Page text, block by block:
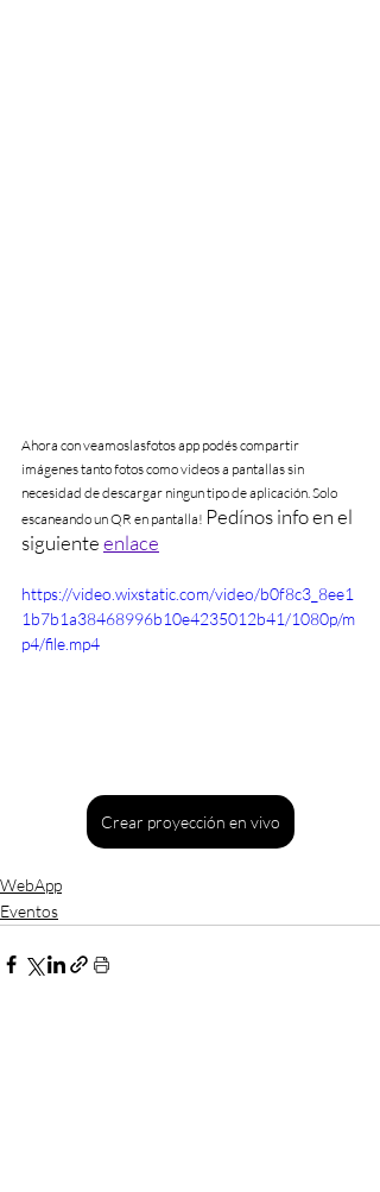
Ahora con veamoslasfotos app podés compartir
imágenes tanto fotos como videos a pantallas sin
necesidad de descargar ningun tipo de aplicación. Solo
escaneando un QR en pantalla! Pedínos info en el
siguiente enlace
https://video.wixstatic.com/video/b0f8c3_8ee1
1b7b1a38468996b10e4235012b41/1080p/m
p4/file.mp4
Crear proyección en vivo
WebApp
Eventos